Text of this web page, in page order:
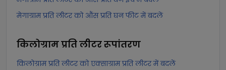
मेगाग्राम प्रति लीटर को औंस प्रति घन फीट में बदलें
किलोग्राम प्रति लीटररूपांतरण
किलोग्राम प्रति लीटर को एक्साग्राम प्रति लीटर में बदलें